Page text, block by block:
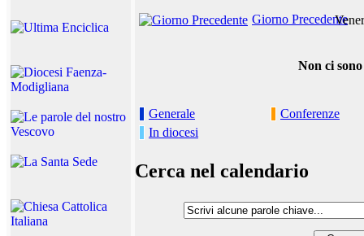
Giorno Precedente
Non ci
Generale
Conferenze
In diocesi
Cerca nel calendario